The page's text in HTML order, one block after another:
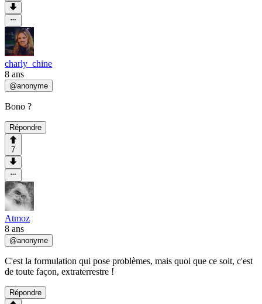
charly_chine
8 ans
@anonyme
Bono ?
Répondre
7
Atmoz
8 ans
@anonyme
C'est la formulation qui pose problèmes, mais quoi que ce soit, c'est
de toute façon, extraterrestre !
Répondre